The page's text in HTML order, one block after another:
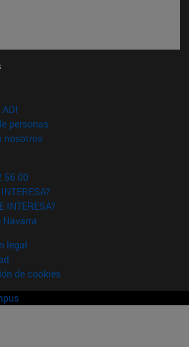
en nueva ventana)
personas(abre en nueva ventana)
nosotros(abre en nueva ventana)
56 00
INTERESA?
legal
de cookies